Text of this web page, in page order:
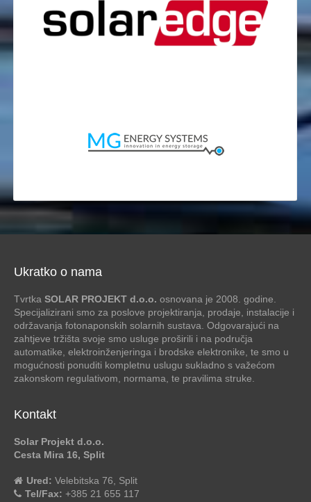
Ukratko o nama
Tvrtka SOLAR PROJEKT d.o.o. osnovana je 2008. godine.
Specijalizirani smo za poslove projektiranja, prodaje, instalacije i
održavanja fotonaponskih solarnih sustava. Odgovarajući na
zahtjeve tržišta svoje smo usluge proširili i na područja
automatike, elektroinženjeringa i brodske elektronike, te smo u
mogućnosti ponuditi kompletnu uslugu sukladno s važećom
zakonskom regulativom, normama, te pravilima struke.
Kontakt
Solar Projekt d.o.o.
Cesta Mira 16, Split
Ured: Velebitska 76, Split
Tel/Fax: +385 21 655 117